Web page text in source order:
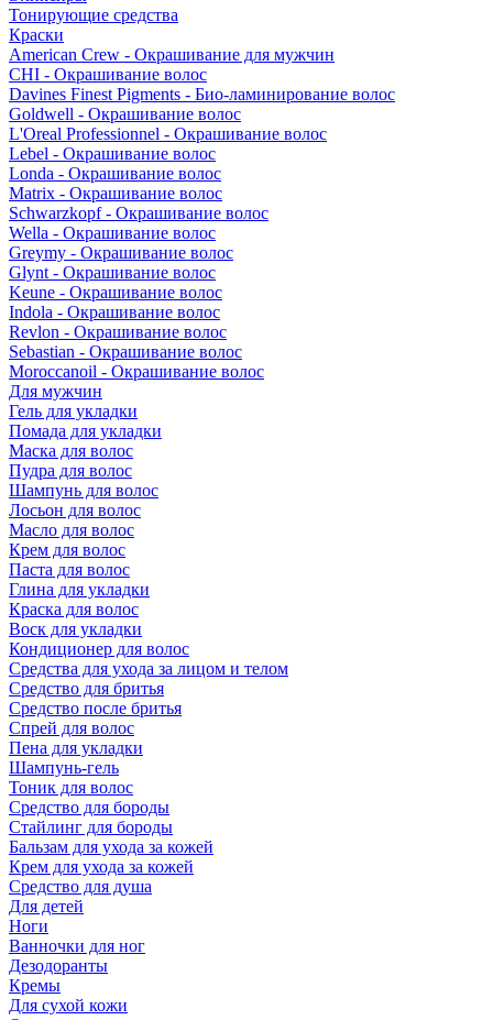
Тонирующие средства
Краски
American Crew - Окрашивание для мужчин
CHI - Окрашивание волос
Davines Finest Pigments - Био-ламинирование волос
Goldwell - Окрашивание волос
L'Oreal Professionnel - Окрашивание волос
Lebel - Окрашивание волос
Londa - Окрашивание волос
Matrix - Окрашивание волос
Schwarzkopf - Окрашивание волос
Wella - Окрашивание волос
Greymy - Окрашивание волос
Glynt - Окрашивание волос
Keune - Окрашивание волос
Indola - Окрашивание волос
Revlon - Окрашивание волос
Sebastian - Окрашивание волос
Moroccanoil - Окрашивание волос
Для мужчин
Гель для укладки
Помада для укладки
Маска для волос
Пудра для волос
Шампунь для волос
Лосьон для волос
Масло для волос
Крем для волос
Паста для волос
Глина для укладки
Краска для волос
Воск для укладки
Кондиционер для волос
Средства для ухода за лицом и телом
Средство для бритья
Средство после бритья
Спрей для волос
Пена для укладки
Шампунь-гель
Тоник для волос
Средство для бороды
Стайлинг для бороды
Бальзам для ухода за кожей
Крем для ухода за кожей
Средство для душа
Для детей
Ноги
Ванночки для ног
Дезодоранты
Кремы
Для сухой кожи